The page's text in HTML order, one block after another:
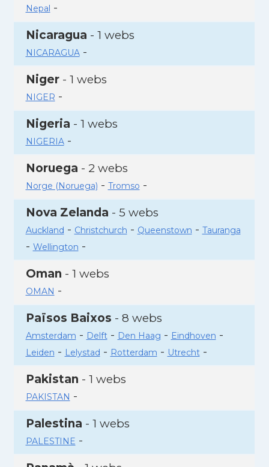
Nepal -
Nicaragua - 1 webs
NICARAGUA-
Niger- 1 webs
NIGER -
Nigeria - 1 webs
NIGERIA-
Noruega - 2 webs
Norge (Noruega) - Tromso -
Nova Zelanda - 5 webs
Auckland - Christchurch - Queenstown - Tauranga
- Wellington -
Oman - 1 webs
OMAN -
Països Baixos - 8 webs
Amsterdam - Delft- Den Haag - Eindhoven -
Leiden - Lelystad - Rotterdam - Utrecht-
Pakistan - 1 webs
PAKISTAN -
Palestina - 1 webs
PALESTINE -